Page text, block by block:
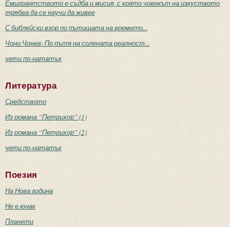
Емигрантството е съдба и мисия, с която човекът на изкуството
трябва да се научи да живее
С библейски взор по пътищата на времето...
Чони Чонев: По пътя на солената реалност...
чети по-нататък
Литература
Средството
Из романа “Петрихор” (1)
Из романа “Петрихор” (2)
чети по-нататък
Поезия
На Нова година
Не е юнак
Планети